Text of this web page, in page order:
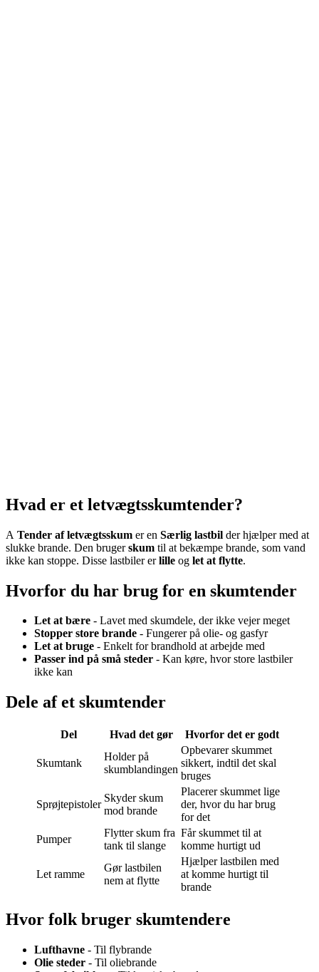
Hvad er et letvægtsskumtender?
A Tender af letvægtsskum er en Særlig lastbil der hjælper med at
slukke brande. Den brugerskum til at bekæmpe brande, som vand
ikke kan stoppe. Disse lastbiler erlille og let at flytte.
Hvorfor du har brug for en skumtender
Let at bære - Lavet med skumdele, der ikke vejer meget
Stopper store brande - Fungerer på olie- og gasfyr
Let at bruge - Enkelt for brandhold at arbejde med
Passer ind på små steder - Kan køre, hvor store lastbiler
ikke kan
Dele af et skumtender
Del Hvad det gør Hvorfor det er godt
Skumtank
Holder på
skumblandingen
Opbevarer skummet
sikkert, indtil det skal
bruges
Sprøjtepistoler
Skyder skum
mod brande
Placerer skummet lige
der, hvor du har brug
for det
Pumper
Flytter skum fra
tank til slange
Får skummet til at
komme hurtigt ud
Let ramme
Gør lastbilen
nem at flytte
Hjælper lastbilen med
at komme hurtigt til
brande
Hvor folk bruger skumtendere
Lufthavne - Til flybrande
Olie steder - Til oliebrande